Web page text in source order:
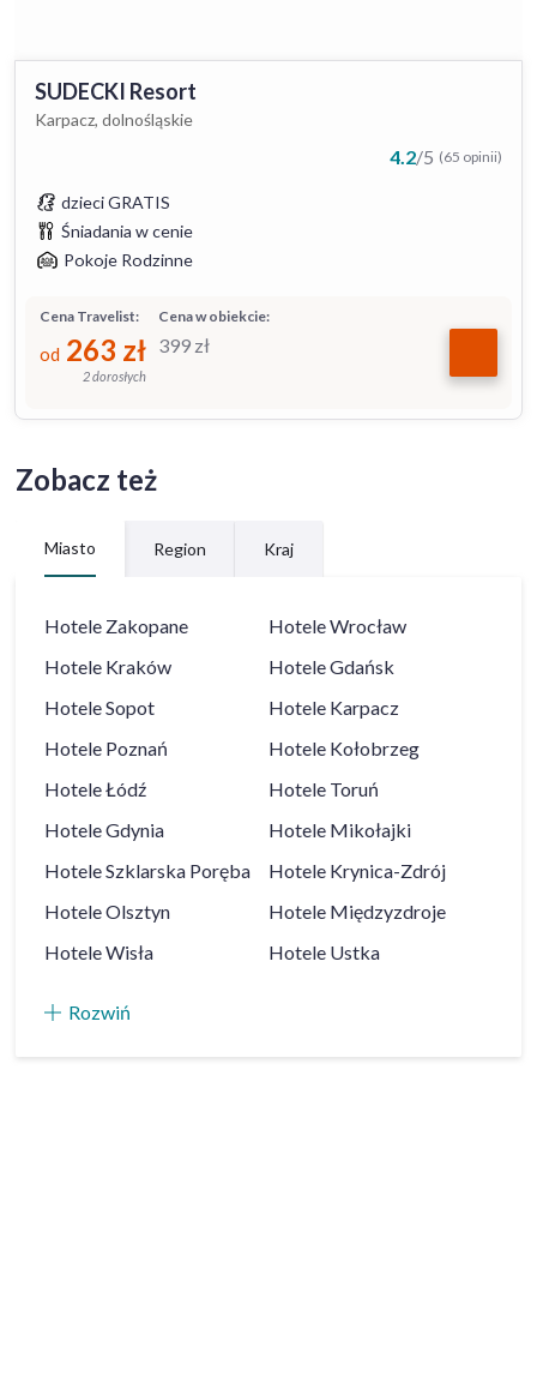
SUDECKI Resort
Karpacz, dolnośląskie
4.2/5 (65 opinii)
dzieci GRATIS
Śniadania w cenie
Pokoje Rodzinne
Cena w obiekcie:
399 zł
Cena Travelist:
od 263 zł
2 dorosłych
Zobacz też
Miasto Region Kraj
Hotele Zakopane HoteleWrocław
Hotele Kraków HoteleGdańsk
HoteleSopot Hotele Karpacz
Hotele Poznań Hotele Kołobrzeg
HoteleŁódź Hotele Toruń
HoteleGdynia Hotele Mikołajki
HoteleSzklarska Poręba Hotele Krynica-Zdrój
HoteleOlsztyn Hotele Międzyzdroje
HoteleWisła Hotele Ustka
Rozwiń